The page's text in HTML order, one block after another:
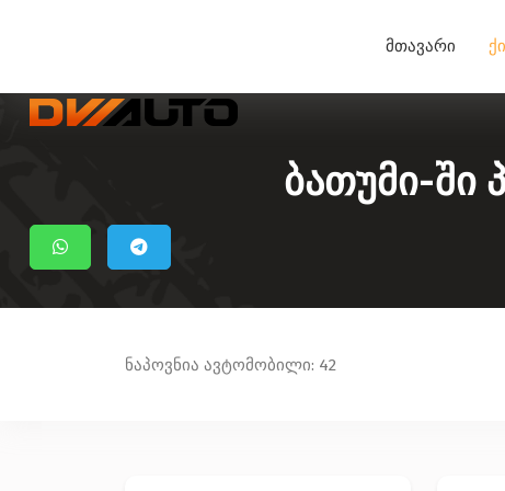
მთავარი
ბათუმი-ში
ნაპოვნია ავტომობილი: 42